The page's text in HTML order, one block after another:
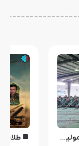
افتتاحیه آموزش معارف جنگ مشمولین وظیفه دانشگاهی در اردوگاه مرکز آموزش شهدای وظیفه نداجا خارج از شهر سیرجان